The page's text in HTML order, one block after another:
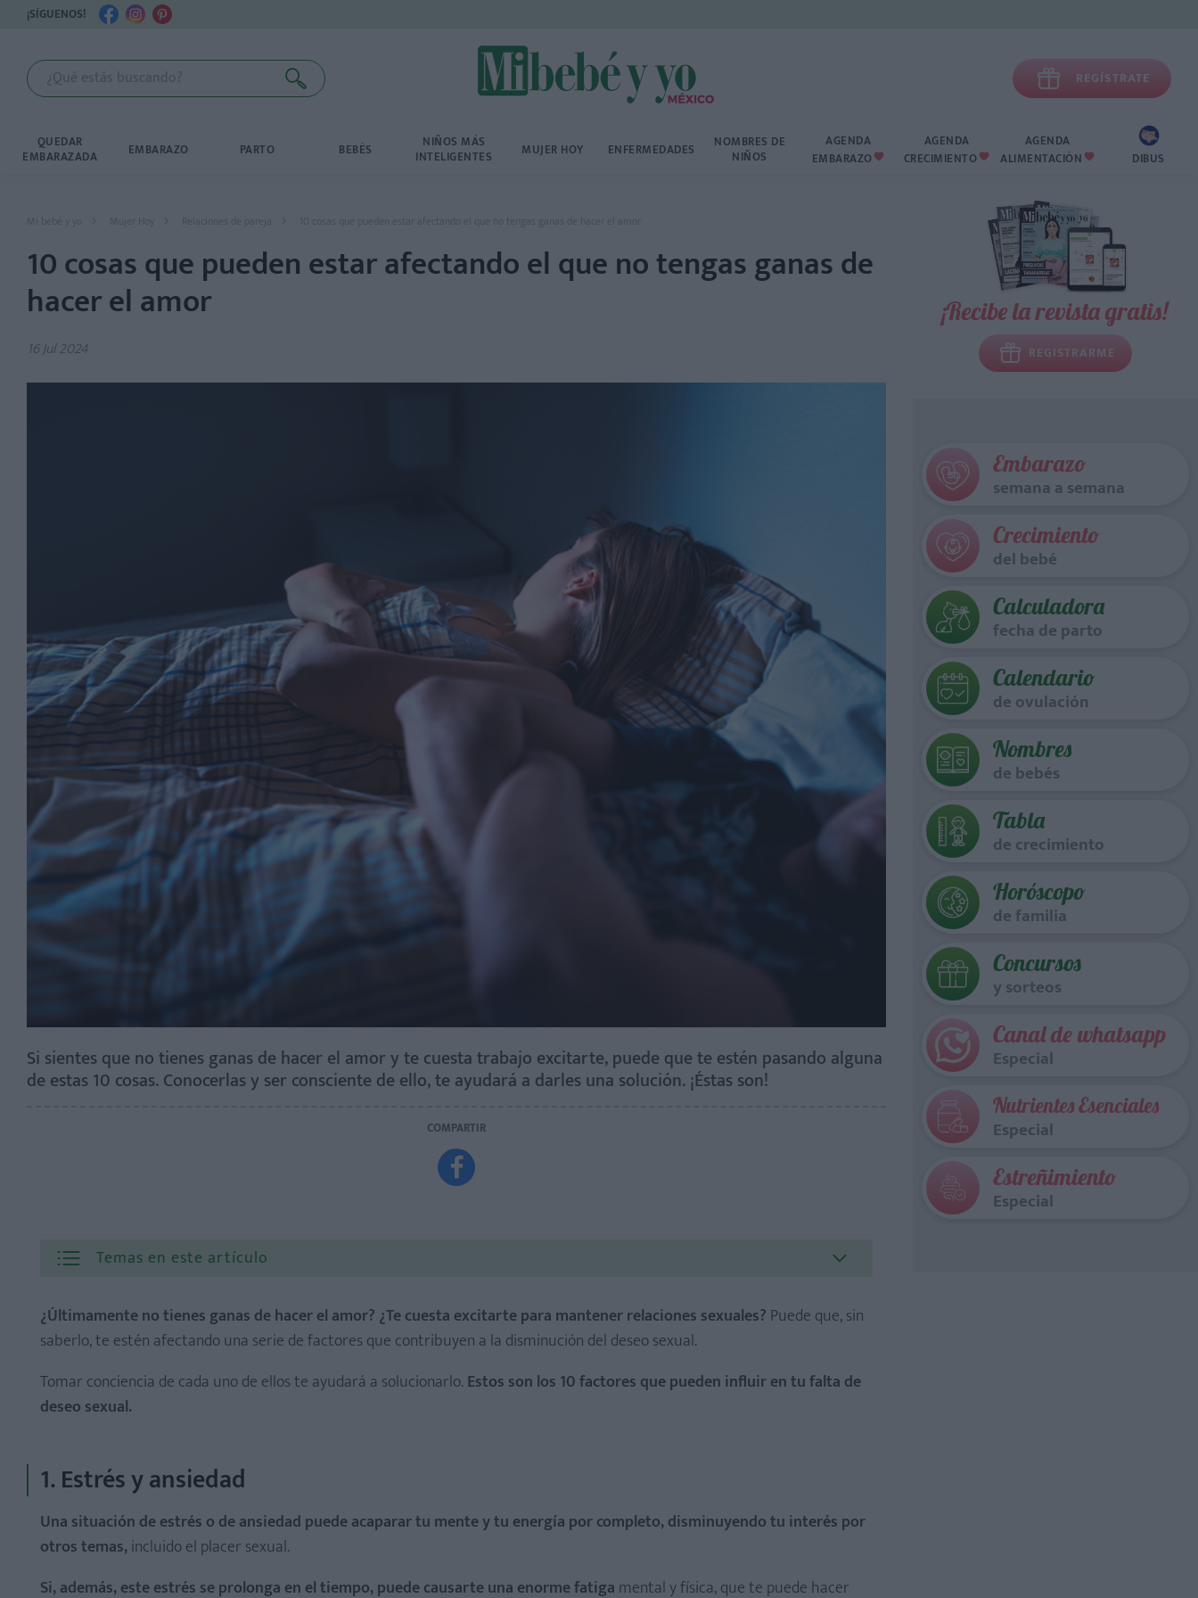
¡SÍGUENOS!
 REGÍSTRATE
QUEDAR
EMBARAZADA EMBARAZO PARTO BEBÉS NIÑOS MÁS
INTELIGENTES MUJER HOY ENFERMEDADES NOMBRES DE
NIÑOS
AGENDA
EMBARAZO 
AGENDA
CRECIMIENTO 
AGENDA
ALIMENTACIÓN  DIBUS
Mi bebé y yo Mujer Hoy 10 cosas que pueden estar afectando el que no tengas ganas de hacer el amor
10 cosas que pueden estar afectando el que no tengas ganas de
hacer el amor
16 Jul 2024
Si sientes que no tienes ganas de hacer el amor y te cuesta trabajo excitarte, puede que te estén pasando alguna
de estas 10 cosas. Conocerlas y ser consciente de ello, te ayudará a darles una solución. ¡Éstas son!
COMPARTIR

Temas en este artículo
¿Últimamente no tienes ganas de hacer el amor? ¿Te cuesta excitarte para mantener relaciones sexuales? Puede que, sin
saberlo, te estén afectando una serie de factores que contribuyen a la disminución del deseo sexual.
Tomar conciencia de cada uno de ellos te ayudará a solucionarlo. Estos son los 10 factores que pueden influir en tu falta de
deseo sexual.
1. Estrés y ansiedad
Una situación de estrés o de ansiedad puede acaparar tu mente y tu energía por completo, disminuyendo tu interés por
otros temas,incluido el placer sexual.
Si, además, este estrés se prolonga en el tiempo, puede causarte una enorme fatiga mental y física, que te puede hacer
¡Recibe la revista gratis!
REGISTRARME
Embarazo
semana a semana
Crecimiento
del bebé
Calculadora
fecha de parto
Calendario
de ovulación
Nombres
de bebés
Tabla
de crecimiento
Horóscopo
de familia
Concursos
y sorteos
Canal de whatsapp
Especial
Nutrientes Esenciales
Especial
Estreñimiento
Especial